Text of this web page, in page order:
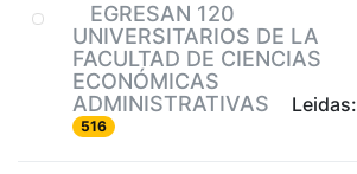
EGRESAN 120
UNIVERSITARIOS DE LA
FACULTAD DE CIENCIAS
ECONÓMICAS
ADMINISTRATIVAS
Leidas:
516